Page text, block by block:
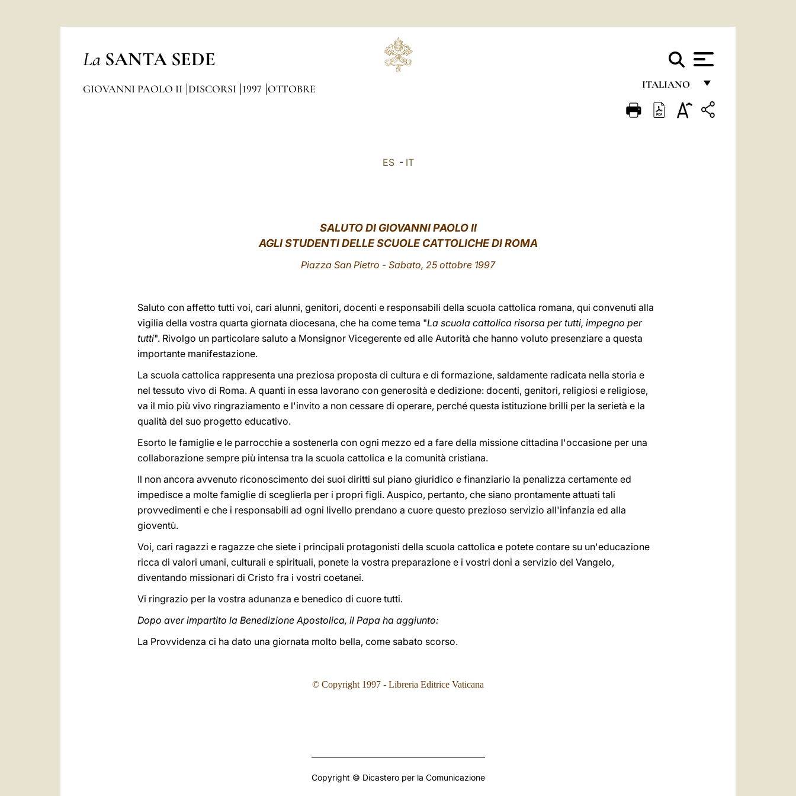
La SANTA SEDE
ITALIANO
FRANÇAIS
LATINE
GIOVANNI PAOLO II DISCORSI 1997 OTTOBRE
ES- IT
SALUTO DI GIOVANNI PAOLO II
AGLI STUDENTI DELLE SCUOLE CATTOLICHE DI ROMA
Piazza San Pietro - Sabato, 25 ottobre 1997
Saluto con affetto tutti voi, cari alunni, genitori, docenti e responsabili della scuola cattolica romana, qui convenuti alla
vigilia della vostra quarta giornata diocesana, che ha come tema "La scuola cattolica risorsa per tutti, impegno per
tutti". Rivolgo un particolare saluto a Monsignor Vicegerente ed alle Autorità che hanno voluto presenziare a questa
importante manifestazione.
La scuola cattolica rappresenta una preziosa proposta di cultura e di formazione, saldamente radicata nella storia e
nel tessuto vivo di Roma. A quanti in essa lavorano con generosità e dedizione: docenti, genitori, religiosi e religiose,
va il mio più vivo ringraziamento e l'invito a non cessare di operare, perché questa istituzione brilli per la serietà e la
qualità del suo progetto educativo.
Esorto le famiglie e le parrocchie a sostenerla con ogni mezzo ed a fare della missione cittadina l'occasione per una
collaborazione sempre più intensa tra la scuola cattolica e la comunità cristiana.
Il non ancora avvenuto riconoscimento dei suoi diritti sul piano giuridico e finanziario la penalizza certamente ed
impedisce a molte famiglie di sceglierla per i propri figli. Auspico, pertanto, che siano prontamente attuati tali
provvedimenti e che i responsabili ad ogni livello prendano a cuore questo prezioso servizio all'infanzia ed alla
gioventù.
Voi, cari ragazzi e ragazze che siete i principali protagonisti della scuola cattolica e potete contare su un'educazione
ricca di valori umani, culturali e spirituali, ponete la vostra preparazione e i vostri doni a servizio del Vangelo,
diventando missionari di Cristo fra i vostri coetanei.
Vi ringrazio per la vostra adunanza e benedico di cuore tutti.
Dopo aver impartito la Benedizione Apostolica, il Papa ha aggiunto:
La Provvidenza ci ha dato una giornata molto bella, come sabato scorso.
© Copyright 1997 - Libreria Editrice Vaticana
Copyright © Dicastero per la Comunicazione